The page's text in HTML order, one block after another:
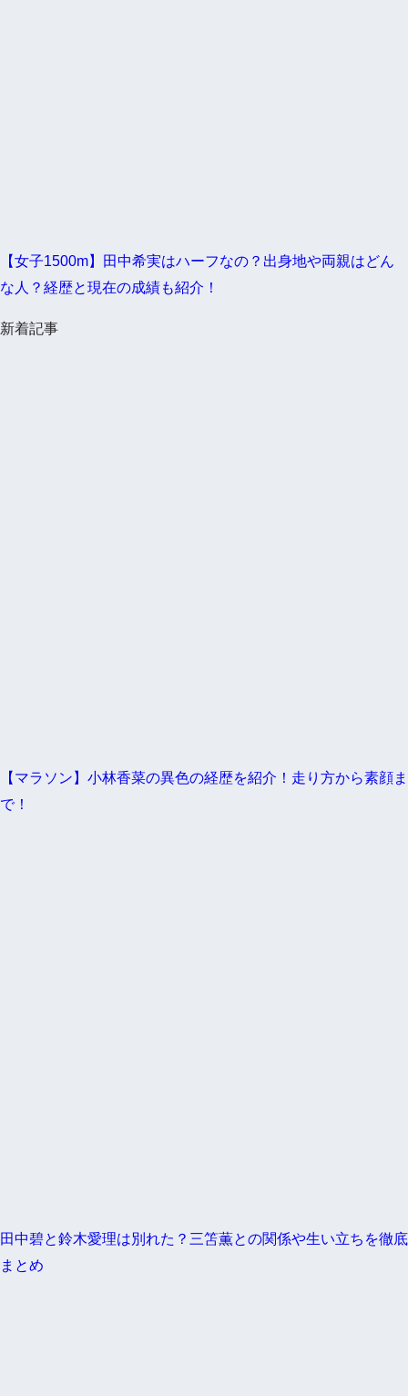
【女子1500m】田中希実はハーフなの？出身地や両親はどん
な人？経歴と現在の成績も紹介！
新着記事
【マラソン】小林香菜の異色の経歴を紹介！走り方から素顔ま
で！
田中碧と鈴木愛理は別れた？三笘薫との関係や生い立ちを徹底
まとめ